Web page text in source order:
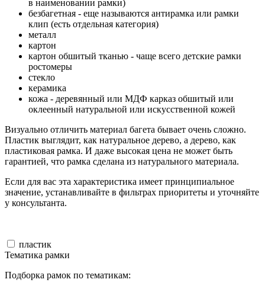
в наименовании рамки)
безбагетная - еще называются антирамка или рамки
клип (есть отдельная категория)
металл
картон
картон обшитый тканью - чаще всего детские рамки
ростомеры
стекло
керамика
кожа - деревянный или МДФ карказ обшитый или
оклеенный натуральной или искусственной кожей
Визуально отличить материал багета бывает очень сложно.
Пластик выглядит, как натуральное дерево, а дерево, как
пластиковая рамка. И даже высокая цена не может быть
гарантией, что рамка сделана из натурального материала.
Если для вас эта характеристика имеет принципиальное
значение, устанавливайте в фильтрах приоритеты и уточняйте
у консультанта.
пластик
Тематика рамки
Подборка рамок по тематикам: